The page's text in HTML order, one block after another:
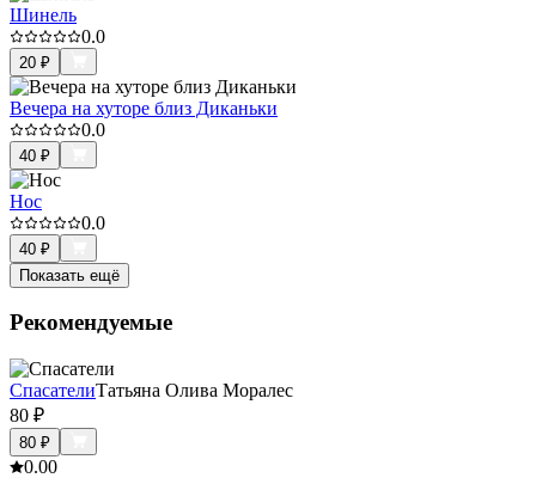
Шинель
0.0
20 ₽
Вечера на хуторе близ Диканьки
0.0
40 ₽
Нос
0.0
40 ₽
Показать ещё
Рекомендуемые
СпасателиТатьяна Олива Моралес
80 ₽
80 ₽
0.00